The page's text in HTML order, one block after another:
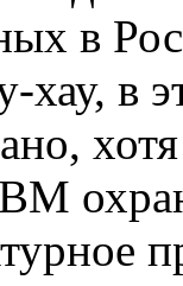
в
хау, в